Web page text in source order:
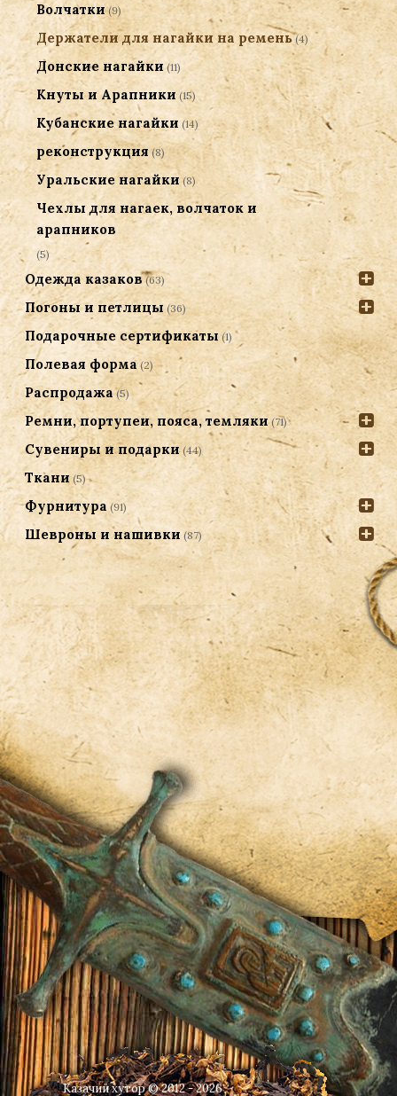
Волчатки (9)
Держатели для нагайки на ремень (4)
Донские нагайки (11)
Кнуты и Арапники (15)
Кубанские нагайки (14)
реконструкция (8)
Уральские нагайки (8)
Чехлы для нагаек, волчаток и
арапников
(5)
Одежда казаков (63)
Погоны и петлицы (36)
Подарочные сертификаты (1)
Полевая форма (2)
Распродажа (5)
Ремни, портупеи, пояса, темляки (71)
Сувениры и подарки (44)
Ткани (5)
Фурнитура (91)
Шевроны и нашивки (87)
Казачий хутор © 2012 - 2026